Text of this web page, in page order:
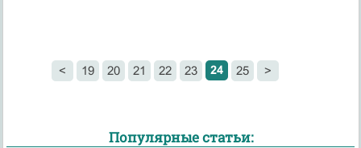
< 19 20 21 22 23 24 25 >
Популярные статьи: